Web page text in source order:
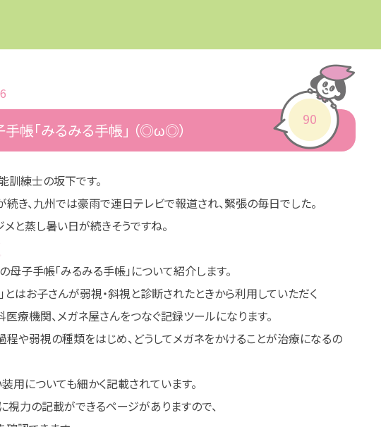
90
帳「みるみる手帳」 （◎ω◎）
訓練士の坂下です。
き、九州では豪雨で連日テレビで報道され、緊張の毎日でした。
と蒸し暑い日が続きそうですね。
母子手帳「みるみる手帳」について紹介します。
とはお子さんが弱視・斜視と診断されたときから利用していただく
療機関、メガネ屋さんをつなぐ記録ツールになります。
や弱視の種類をはじめ、どうしてメガネをかけることが治療になるの
用についても細かく記載されています。
視力の記載ができるページがありますので、